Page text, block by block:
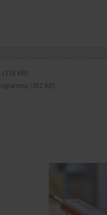
(178 KB)
(351 KB)